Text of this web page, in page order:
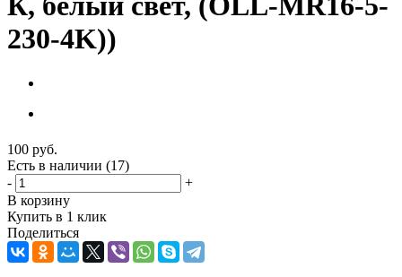
230-4K))
100 руб.
Есть в наличии (17)
-
+
В корзину
Купить в 1 клик
Поделиться